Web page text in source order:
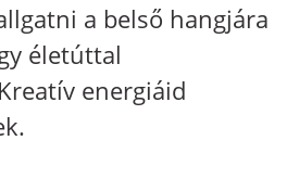
a belső hangjára
életúttal
energiáid